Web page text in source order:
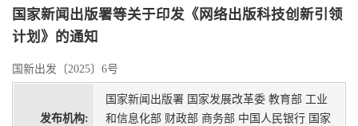
国家新闻出版署等关于印发《网络出版科技创新引领
计划》的通知
国新出发〔2025〕6号
发布机构:
国家新闻出版署 国家发展改革委 教育部 工业
和信息化部 财政部 商务部 中国人民银行 国家